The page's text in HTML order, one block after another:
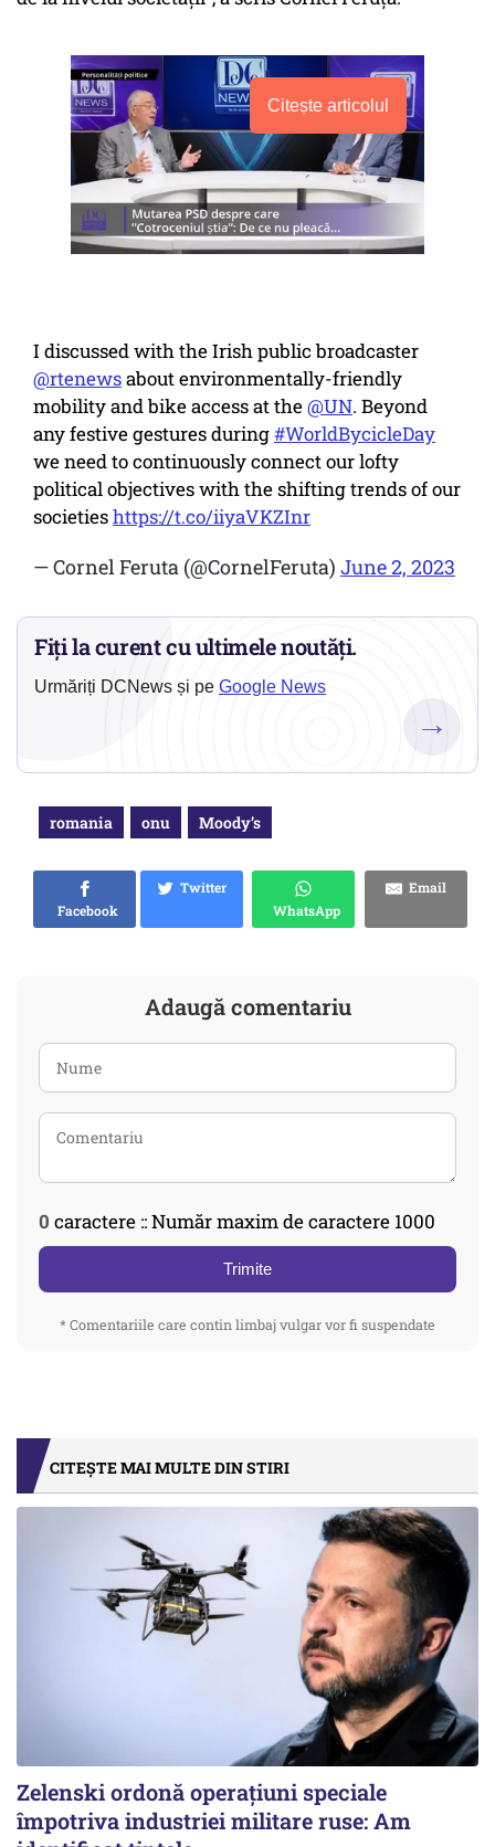
Citește articolul
I discussed with the Irish public broadcaster
@rtenewsabout environmentally-friendly
mobility and bike access at the@UN. Beyond
any festive gestures during#WorldBycicleDay
we need to continuously connect our lofty
political objectives with the shifting trends of our
societieshttps://t.co/iiyaVKZInr
— Cornel Feruta (@CornelFeruta) June 2, 2023
Fiți la curent cu ultimele noutăți.
Urmăriți DCNews și pe Google News
→
romania onu Moody’s
Facebook
Twitter
WhatsApp
Email
Adaugă comentariu
0 caractere :: Număr maxim de caractere 1000
Trimite
* Comentariile care contin limbaj vulgar vor fi suspendate
CITEȘTE MAI MULTE DIN STIRI
Zelenski ordonă operațiuni speciale
împotriva industriei militare ruse: Am